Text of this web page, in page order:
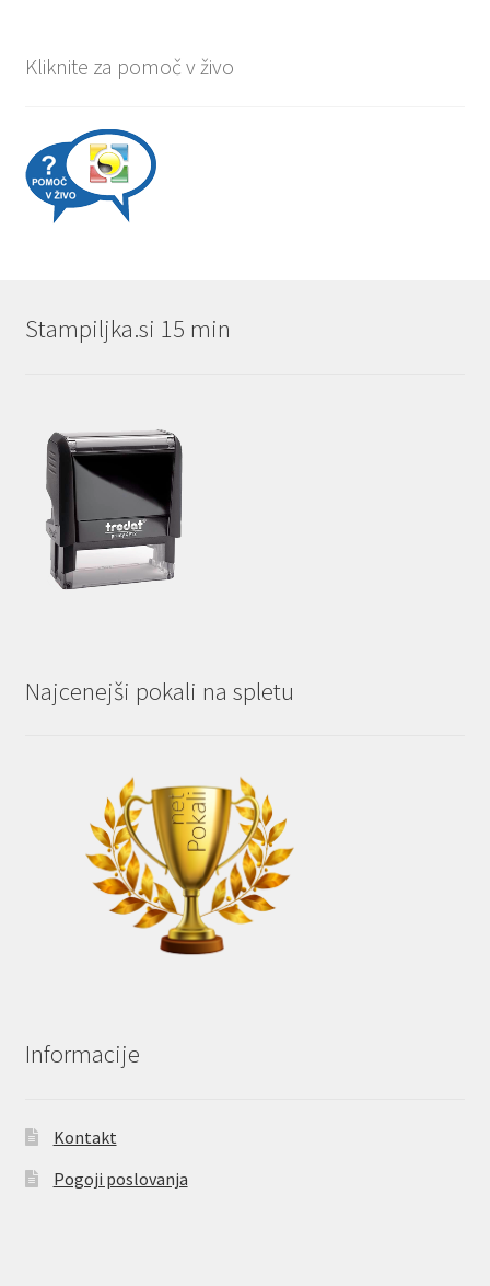
Kliknite za pomoč v živo
Stampiljka.si 15 min
Najcenejši pokali na spletu
Informacije
Kontakt
Pogoji poslovanja